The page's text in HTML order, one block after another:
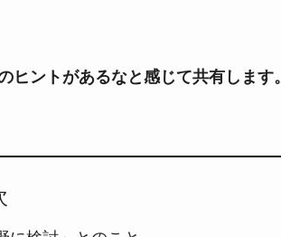
ントがあるなと感じて共有します。